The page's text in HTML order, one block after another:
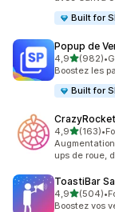
Built for
Popup de
4,9étoile(s)
(982)
982 avis au•
Boostez les
Built for
4,9étoile(s)
(163)
163 avis au•
ups de roue,
ToastiBar
4,9étoile(s)
(504)
504 avis au•
Boostez vos